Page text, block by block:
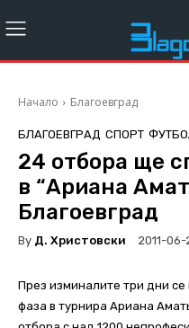
Начало Благоевград
БЛАГОЕВГРАД СПОРТ
24 отбора ще
в “Ариана
Благоевград
By Д. Христовски 2011-06-
През изминалите три дни
фаза в турнира Ариана